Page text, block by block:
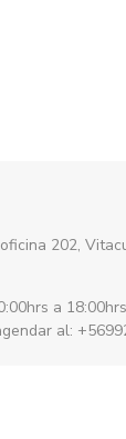
202,
a 18:00hrs
al: